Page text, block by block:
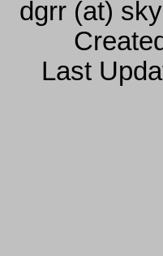
dgrr (at)
Last